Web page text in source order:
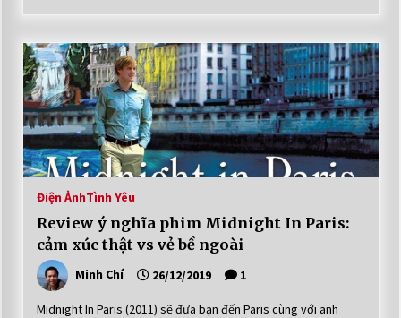
Điện ẢnhTình Yêu
Review ý nghĩa phim Midnight In Paris:
cảm xúc thật vs vẻ bề ngoài
Minh Chí 26/12/2019 1
Midnight In Paris (2011) sẽ đưa bạn đến Paris cùng với anh